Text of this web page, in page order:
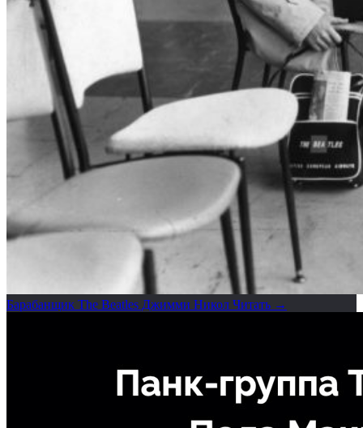
Барабанщик The Beatles Джимми Никол Читать →